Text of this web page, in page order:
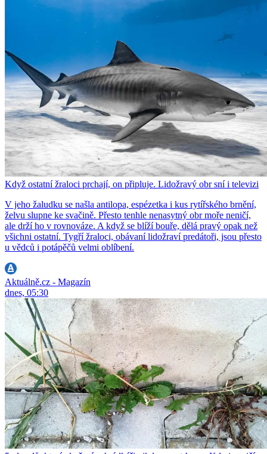
Když ostatní žraloci prchají, on připluje. Lidožravý obr sní i televizi
V jeho žaludku se našla antilopa, espézetka i kus rytířského brnění,
želvu slupne ke svačině. Přesto tenhle nenasytný obr moře neničí,
ale drží ho v rovnováze. A když se blíží bouře, dělá pravý opak než
všichni ostatní. Tygří žraloci, obávaní lidožraví predátoři, jsou přesto
u vědců i potápěčů velmi oblíbení.
Aktuálně.cz - Magazín
dnes, 05:30